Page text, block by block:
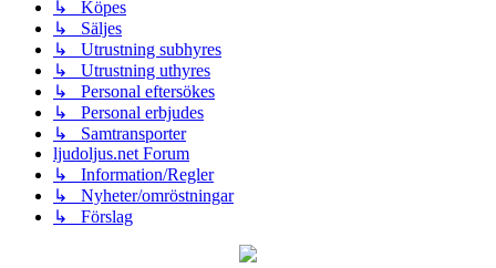
↳ Köpes
↳ Säljes
↳ Utrustning subhyres
↳ Utrustning uthyres
↳ Personal eftersökes
↳ Personal erbjudes
↳ Samtransporter
ljudoljus.net Forum
↳ Information/Regler
↳ Nyheter/omröstningar
↳ Förslag